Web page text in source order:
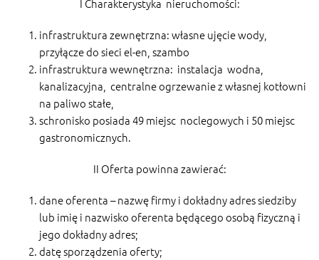
I Charakterystyka nieruchomości:
infrastruktura zewnętrzna: własne ujęcie wody,
przyłącze do sieci el-en, szambo
infrastruktura wewnętrzna: instalacja wodna,
kanalizacyjna, centralne ogrzewanie z własnej kotłowni
na paliwo stałe,
schronisko posiada 49 miejsc noclegowych i 50 miejsc
gastronomicznych.
II Oferta powinna zawierać:
dane oferenta – nazwę firmy i dokładny adres siedziby
lub imię i nazwisko oferenta będącego osobą fizyczną i
jego dokładny adres;
datę sporządzenia oferty;